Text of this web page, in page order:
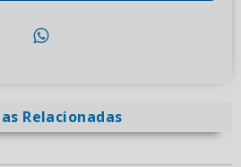
Relacionadas